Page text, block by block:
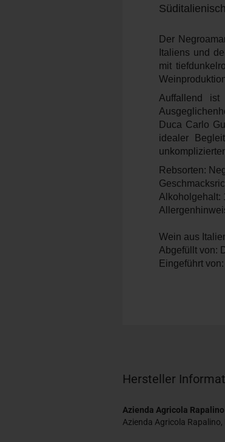
Der
Italiens und
mit
Auffallend ist
Duca Carlo
idealer
Rebsorten:
Alkoholgehalt:
Wein aus
Abgefüllt von:
Eingeführt
Hersteller
Azienda Agricola Rapalino
Azienda Agricola